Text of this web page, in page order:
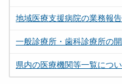
地域医療支援病院の業務報
一般診療所・歯科診療所の
県内の医療機関等一覧につ